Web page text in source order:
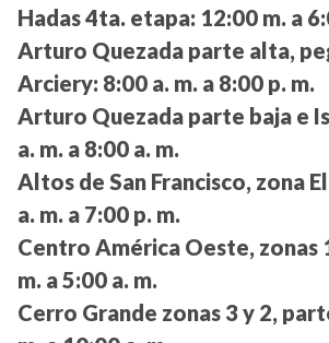
Hadas 4ta. etapa: 12:00 m. a
Arturo Quezada parte alta,
Arciery: 8:00 a. m. a 8:00 p. m.
Arturo Quezada parte baja e
a. m. a 8:00 a. m.
Altos de San Francisco, zona
a. m. a 7:00 p. m.
Centro América Oeste, zonas
m. a 5:00 a. m.
Cerro Grande zonas 3 y 2,